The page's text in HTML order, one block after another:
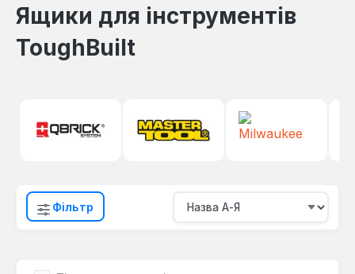
Ящики для інструментів
ToughBuilt
Фільтр